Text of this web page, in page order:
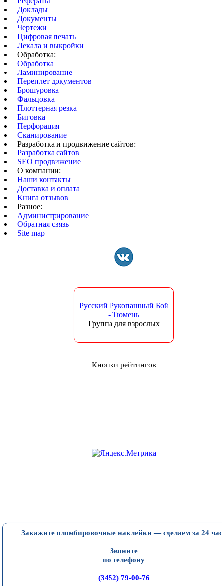
Доклады
Документы
Чертежи
Цифровая печать
Лекала и выкройки
Обработка:
Обработка
Ламинирование
Переплет документов
Брошуровка
Фальцовка
Плоттерная резка
Биговка
Перфорация
Сканирование
Разработка и продвижение сайтов:
Разработка сайтов
SEO продвижение
О компании:
Наши контакты
Доставка и оплата
Книга отзывов
Разное:
Администрирование
Обратная связь
Site map
Русский Рукопашный Бой
- Тюмень
Группа для взрослых
Кнопки рейтингов
Закажите пломбировочные наклейки — сделаем за 24
Звоните
по телефону
(3452) 79-00-76